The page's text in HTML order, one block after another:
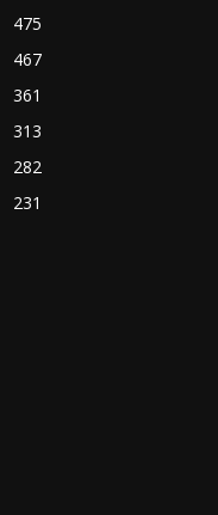
475
467
361
313
282
231